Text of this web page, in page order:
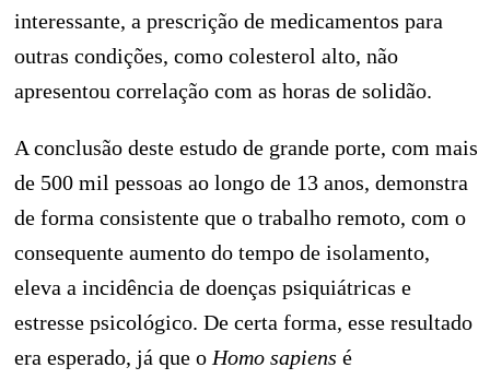
interessante, a prescrição de medicamentos para
outras condições, como colesterol alto, não
apresentou correlação com as horas de solidão.
A conclusão deste estudo de grande porte, com mais
de 500 mil pessoas ao longo de 13 anos, demonstra
de forma consistente que o trabalho remoto, com o
consequente aumento do tempo de isolamento,
eleva a incidência de doenças psiquiátricas e
estresse psicológico. De certa forma, esse resultado
era esperado, já que o Homo sapiens é